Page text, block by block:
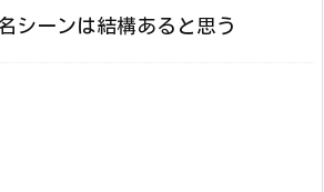
シーンは結構あると思う